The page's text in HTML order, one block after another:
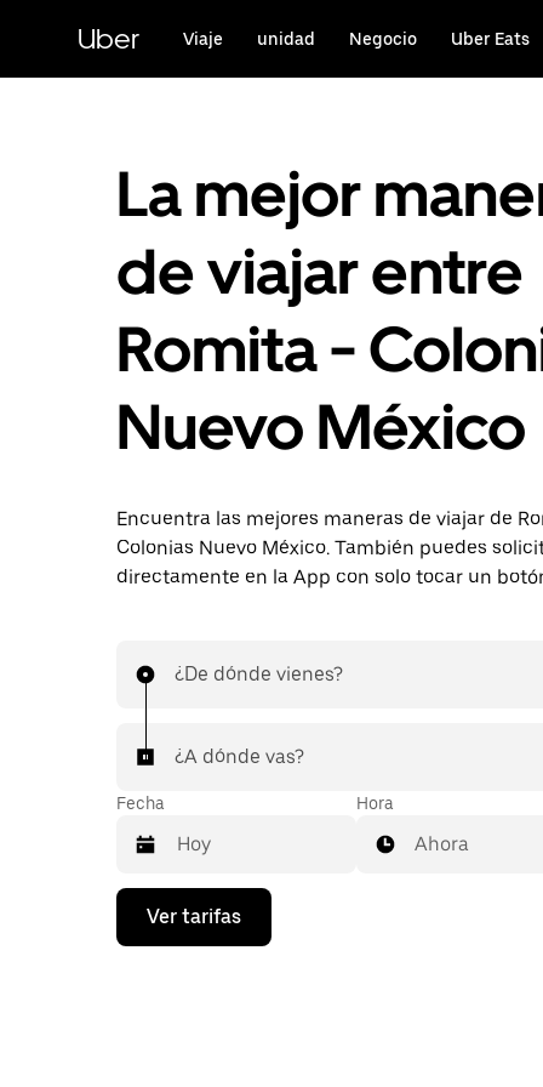
contenido
principal
Uber Viaje unidad Negocio Uber Eats
La mejor
de viajar entre
Romita -
Nuevo México
Encuentra las mejores maneras de viajar de
Colonias Nuevo México. También puedes
directamente en la App con solo tocar un
¿De dónde vienes?
¿A dónde vas?
Fecha
Presiona
flecha
Hora
Ahora
Ver tarifas